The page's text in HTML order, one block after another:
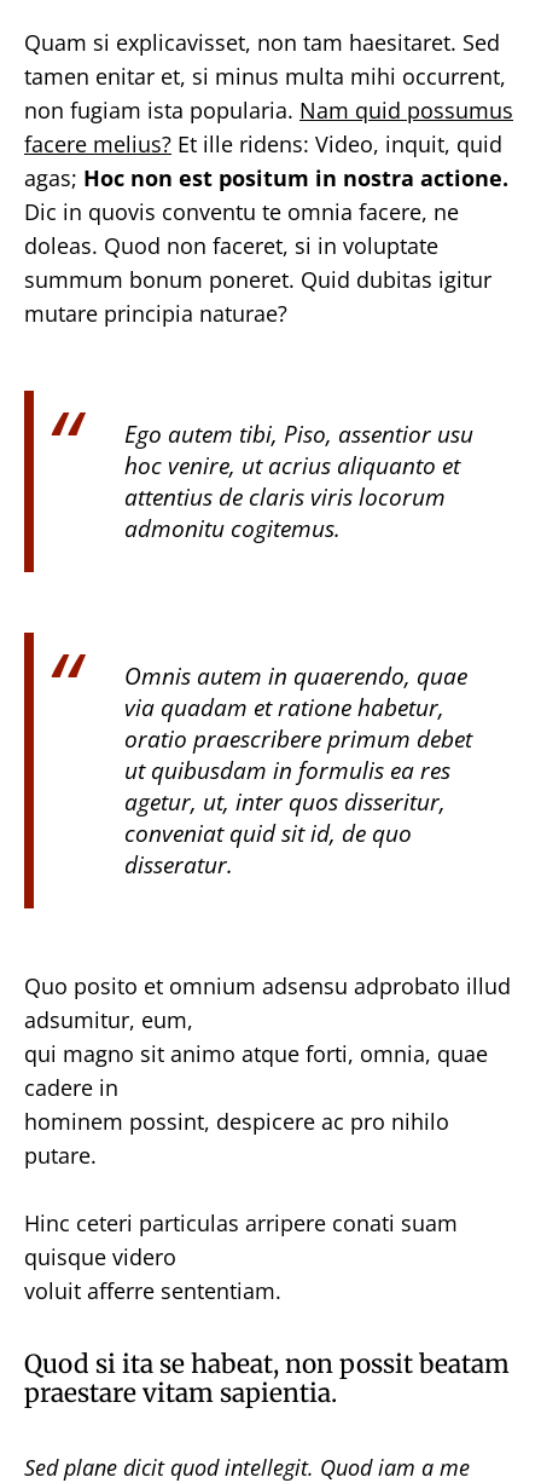
Quam si explicavisset, non tam haesitaret. Sed
tamen enitar et, si minus multa mihi occurrent,
non fugiam ista popularia. Nam quid possumus
facere melius? Et ille ridens: Video, inquit, quid
agas; Hoc non est positum in nostra actione.
Dic in quovis conventu te omnia facere, ne
doleas. Quod non faceret, si in voluptate
summum bonum poneret. Quid dubitas igitur
mutare principia naturae?
Ego autem tibi, Piso, assentior usu
hoc venire, ut acrius aliquanto et
attentius de claris viris locorum
admonitu cogitemus.
Omnis autem in quaerendo, quae
via quadam et ratione habetur,
oratio praescribere primum debet
ut quibusdam in formulis ea res
agetur, ut, inter quos disseritur,
conveniat quid sit id, de quo
disseratur.
Quo posito et omnium adsensu adprobato illud
adsumitur, eum,
qui magno sit animo atque forti, omnia, quae
cadere in
hominem possint, despicere ac pro nihilo
putare.
Hinc ceteri particulas arripere conati suam
quisque videro
voluit afferre sententiam.
Quod si ita se habeat, non possit beatam
praestare vitam sapientia.
Sed plane dicit quod intellegit. Quod iam a me